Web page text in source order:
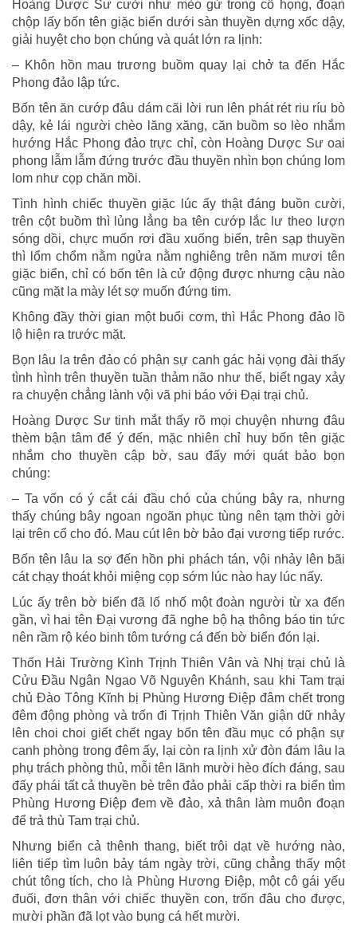
Hoàng Dược Sư cười như mèo gừ trong cổ họng, đoạn
chộp lấy bốn tên giặc biển dưới sàn thuyền dựng xốc dậy,
giải huyệt cho bọn chúng và quát lớn ra lịnh:
– Khôn hồn mau trương buồm quay lại chở ta đến Hắc
Phong đảo lập tức.
Bốn tên ăn cướp đâu dám cãi lời run lên phát rét riu ríu bò
dậy, kẻ lái người chèo lăng xăng, căn buồm so lèo nhắm
hướng Hắc Phong đảo trực chỉ, còn Hoàng Dược Sư oai
phong lẫm lẫm đứng trước đầu thuyền nhìn bọn chúng lom
lom như cọp chăn mồi.
Tình hình chiếc thuyền giặc lúc ấy thật đáng buồn cười,
trên cột buồm thì lủng lẳng ba tên cướp lắc lư theo lượn
sóng dồi, chực muốn rơi đầu xuống biển, trên sạp thuyền
thì lổm chổm nằm ngửa nằm nghiêng trên năm mươi tên
giặc biển, chỉ có bốn tên là cử động được nhưng cậu nào
cũng mặt la mày lét sợ muốn đứng tim.
Không đầy thời gian một buổi cơm, thì Hắc Phong đảo lồ
lộ hiện ra trước mặt.
Bọn lâu la trên đảo có phận sự canh gác hải vọng đài thấy
tình hình trên thuyền tuần thảm não như thế, biết ngay xảy
ra chuyện chẳng lành vội vã phi báo với Đại trại chủ.
Hoàng Dược Sư tinh mắt thấy rõ mọi chuyện nhưng đâu
thèm bận tâm để ý đến, mặc nhiên chỉ huy bốn tên giặc
nhắm cho thuyền cập bờ, sau đấy mới quát bảo bọn
chúng:
– Ta vốn có ý cắt cái đầu chó của chúng bây ra, nhưng
thấy chúng bây ngoan ngoãn phục tùng nên tạm thời gởi
lại trên cổ cho đó. Mau cút lên bờ bảo đại vương tiếp rước.
Bốn tên lâu la sợ đến hồn phi phách tán, vội nhảy lên bãi
cát chạy thoát khỏi miệng cọp sớm lúc nào hay lúc nấy.
Lúc ấy trên bờ biển đã lố nhố một đoàn người từ xa đến
gần, vì hai tên Đại vương đã nghe bộ hạ thông báo tin tức
nên rầm rộ kéo binh tôm tướng cá đến bờ biển đón lại.
Thốn Hải Trường Kình Trịnh Thiên Vân và Nhị trại chủ là
Cửu Đầu Ngân Ngao Võ Nguyên Khánh, sau khi Tam trại
chủ Đào Tông Kĩnh bị Phùng Hương Điệp đâm chết trong
đêm động phòng và trốn đi Trịnh Thiên Văn giận dữ nhảy
lên choi choi giết chết ngay bốn tên đầu mục có phận sự
canh phòng trong đêm ấy, lại còn ra lịnh xử đòn đám lâu la
phụ trách phòng thủ, mỗi tên lãnh mười hèo đích đáng, sau
đấy phái tất cả thuyền bè trên đảo phải cấp thời ra biển tìm
Phùng Hương Điệp đem về đảo, xả thân làm muôn đoạn
để trả thù Tam trại chủ.
Nhưng biển cả thênh thang, biết trôi dạt về hướng nào,
liên tiếp tìm luôn bảy tám ngày trời, cũng chẳng thấy một
chút tông tích, cho là Phùng Hương Điệp, một cô gái yếu
đuối, đơn thân với chiếc thuyền con, trốn đâu cho được,
mười phần đã lọt vào bụng cá hết mười.